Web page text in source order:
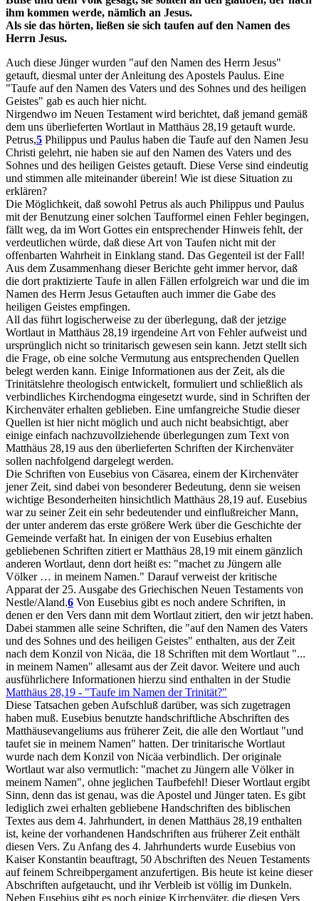
ihm kommen werde, nämlich an Jesus.
Als sie das hörten, ließen sie sich taufen auf den Namen des
Herrn Jesus.
Auch diese Jünger wurden "auf den Namen des Herrn Jesus"
getauft, diesmal unter der Anleitung des Apostels Paulus. Eine
"Taufe auf den Namen des Vaters und des Sohnes und des heiligen
Geistes" gab es auch hier nicht.
Nirgendwo im Neuen Testament wird berichtet, daß jemand gemäß
dem uns überlieferten Wortlaut in Matthäus 28,19 getauft wurde.
Petrus,5 Philippus und Paulus haben die Taufe auf den Namen Jesu
Christi gelehrt, nie haben sie auf den Namen des Vaters und des
Sohnes und des heiligen Geistes getauft. Diese Verse sind eindeutig
und stimmen alle miteinander überein! Wie ist diese Situation zu
erklären?
Die Möglichkeit, daß sowohl Petrus als auch Philippus und Paulus
mit der Benutzung einer solchen Taufformel einen Fehler begingen,
fällt weg, da im Wort Gottes ein entsprechender Hinweis fehlt, der
verdeutlichen würde, daß diese Art von Taufen nicht mit der
offenbarten Wahrheit in Einklang stand. Das Gegenteil ist der Fall!
Aus dem Zusammenhang dieser Berichte geht immer hervor, daß
die dort praktizierte Taufe in allen Fällen erfolgreich war und die im
Namen des Herrn Jesus Getauften auch immer die Gabe des
heiligen Geistes empfingen.
All das führt logischerweise zu der überlegung, daß der jetzige
Wortlaut in Matthäus 28,19 irgendeine Art von Fehler aufweist und
ursprünglich nicht so trinitarisch gewesen sein kann. Jetzt stellt sich
die Frage, ob eine solche Vermutung aus entsprechenden Quellen
belegt werden kann. Einige Informationen aus der Zeit, als die
Trinitätslehre theologisch entwickelt, formuliert und schließlich als
verbindliches Kirchendogma eingesetzt wurde, sind in Schriften der
Kirchenväter erhalten geblieben. Eine umfangreiche Studie dieser
Quellen ist hier nicht möglich und auch nicht beabsichtigt, aber
einige einfach nachzuvollziehende überlegungen zum Text von
Matthäus 28,19 aus den überlieferten Schriften der Kirchenväter
sollen nachfolgend dargelegt werden.
Die Schriften von Eusebius von Cäsarea, einem der Kirchenväter
jener Zeit, sind dabei von besonderer Bedeutung, denn sie weisen
wichtige Besonderheiten hinsichtlich Matthäus 28,19 auf. Eusebius
war zu seiner Zeit ein sehr bedeutender und einflußreicher Mann,
der unter anderem das erste größere Werk über die Geschichte der
Gemeinde verfaßt hat. In einigen der von Eusebius erhalten
gebliebenen Schriften zitiert er Matthäus 28,19 mit einem gänzlich
anderen Wortlaut, denn dort heißt es: "machet zu Jüngern alle
Völker … in meinem Namen." Darauf verweist der kritische
Apparat der 25. Ausgabe des Griechischen Neuen Testaments von
Nestle/Aland.6 Von Eusebius gibt es noch andere Schriften, in
denen er den Vers dann mit dem Wortlaut zitiert, den wir jetzt haben.
Dabei stammen alle seine Schriften, die "auf den Namen des Vaters
und des Sohnes und des heiligen Geistes" enthalten, aus der Zeit
nach dem Konzil von Nicäa, die 18 Schriften mit dem Wortlaut "...
in meinem Namen" allesamt aus der Zeit davor. Weitere und auch
ausführlichere Informationen hierzu sind enthalten in der Studie
Matthäus 28,19 - "Taufe im Namen der Trinität?"
Diese Tatsachen geben Aufschluß darüber, was sich zugetragen
haben muß. Eusebius benutzte handschriftliche Abschriften des
Matthäusevangeliums aus früherer Zeit, die alle den Wortlaut "und
taufet sie in meinem Namen" hatten. Der trinitarische Wortlaut
wurde nach dem Konzil von Nicäa verbindlich. Der originale
Wortlaut war also vermutlich: "machet zu Jüngern alle Völker in
meinem Namen", ohne jeglichen Taufbefehl! Dieser Wortlaut ergibt
Sinn, denn das ist genau, was die Apostel und Jünger taten. Es gibt
lediglich zwei erhalten gebliebene Handschriften des biblischen
Textes aus dem 4. Jahrhundert, in denen Matthäus 28,19 enthalten
ist, keine der vorhandenen Handschriften aus früherer Zeit enthält
diesen Vers. Zu Anfang des 4. Jahrhunderts wurde Eusebius von
Kaiser Konstantin beauftragt, 50 Abschriften des Neuen Testaments
auf feinem Schreibpergament anzufertigen. Bis heute ist keine dieser
Abschriften aufgetaucht, und ihr Verbleib ist völlig im Dunkeln.
Neben Eusebius gibt es noch einige Kirchenväter, die diesen Vers